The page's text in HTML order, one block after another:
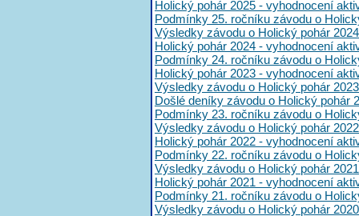
Holický pohár 2025 - vyhodnocení
Podmínky 25. ročníku závodu o
Výsledky závodu o Holický pohár 2024
Holický pohár 2024 - vyhodnocení
Podmínky 24. ročníku závodu o
Holický pohár 2023 - vyhodnocení
Výsledky závodu o Holický pohár 2023
Došlé deníky závodu o Holický pohár
Podmínky 23. ročníku závodu o
Výsledky závodu o Holický pohár 2022
Holický pohár 2022 - vyhodnocení
Podmínky 22. ročníku závodu o
Výsledky závodu o Holický pohár 2021
Holický pohár 2021 - vyhodnocení
Podmínky 21. ročníku závodu o
Výsledky závodu o Holický pohár 2020